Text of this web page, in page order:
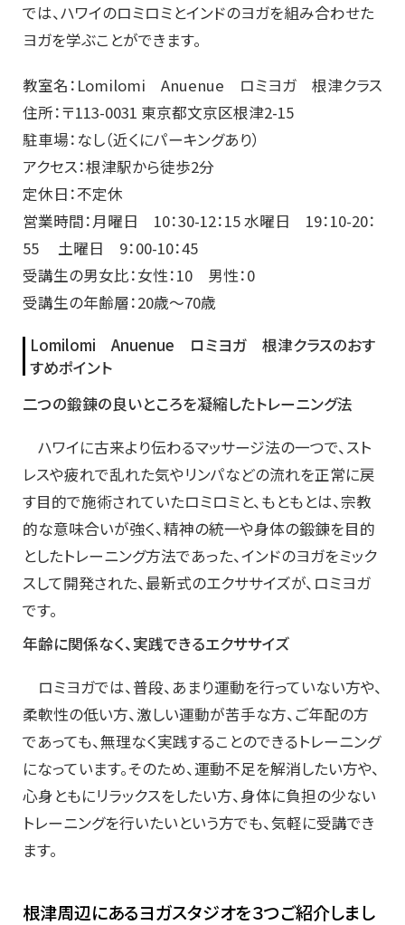
では、ハワイのロミロミとインドのヨガを組み合わせた
ヨガを学ぶことができます。
教室名：Lomilomi Anuenue ロミヨガ 根津クラス
住所：〒113-0031 東京都文京区根津2-15
駐車場：なし（近くにパーキングあり）
アクセス：根津駅から徒歩2分
定休日：不定休
営業時間：月曜日 10：30-12：15 水曜日 19：10-20：
55 土曜日 9：00-10：45
受講生の男女比：女性：10 男性：0
受講生の年齢層：20歳～70歳
Lomilomi Anuenue ロミヨガ 根津クラスのおす
すめポイント
二つの鍛錬の良いところを凝縮したトレーニング法
ハワイに古来より伝わるマッサージ法の一つで、スト
レスや疲れで乱れた気やリンパなどの流れを正常に戻
す目的で施術されていたロミロミと、もともとは、宗教
的な意味合いが強く、精神の統一や身体の鍛錬を目的
としたトレーニング方法であった、インドのヨガをミック
スして開発された、最新式のエクササイズが、ロミヨガ
です。
年齢に関係なく、実践できるエクササイズ
ロミヨガでは、普段、あまり運動を行っていない方や、
柔軟性の低い方、激しい運動が苦手な方、ご年配の方
であっても、無理なく実践することのできるトレーニング
になっています。そのため、運動不足を解消したい方や、
心身ともにリラックスをしたい方、身体に負担の少ない
トレーニングを行いたいという方でも、気軽に受講でき
ます。
根津周辺にあるヨガスタジオを３つご紹介しまし